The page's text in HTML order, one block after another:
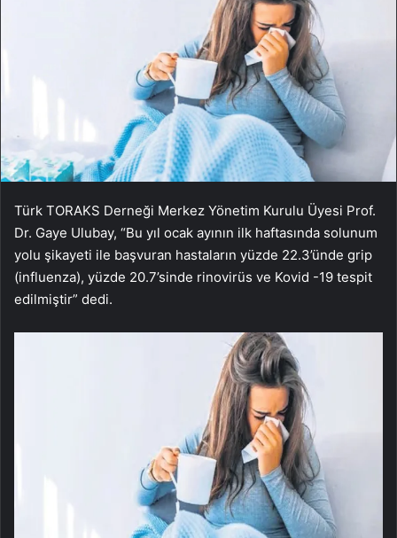
Türk TORAKS Derneği Merkez Yönetim Kurulu Üyesi Prof.
Dr. Gaye Ulubay, “Bu yıl ocak ayının ilk haftasında solunum
yolu şikayeti ile başvuran hastaların yüzde 22.3’ünde grip
(influenza), yüzde 20.7’sinde rinovirüs ve Kovid -19 tespit
edilmiştir” dedi.